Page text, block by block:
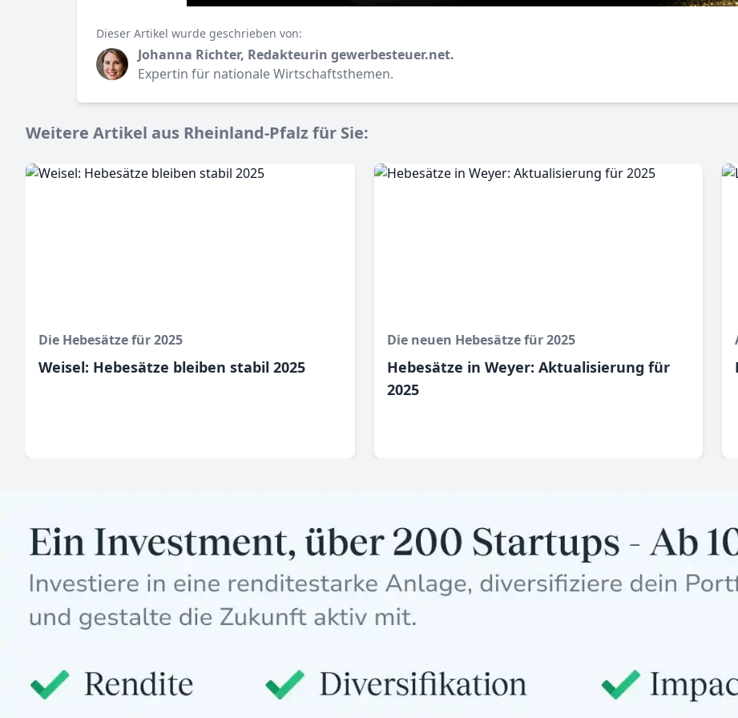
Dieser Artikel wurde geschrieben von:
Johanna Richter, Redakteurin gewerbesteuer.net.
Expertin für nationale Wirtschaftsthemen.
Weitere Artikel aus Rheinland-Pfalz für Sie:
Die Hebesätze für 2025
Weisel: Hebesätze bleiben stabil 2025
Die neuen Hebesätze für 2025
Hebesätze in Weyer: Aktualisierung für
2025